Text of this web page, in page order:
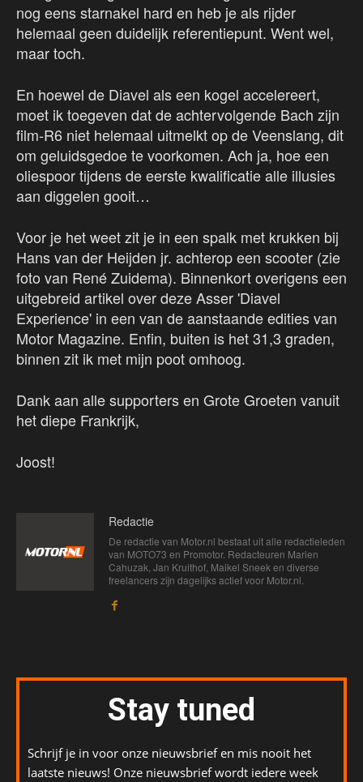
nog eens starnakel hard en heb je als rijder
helemaal geen duidelijk referentiepunt. Went wel,
maar toch.
En hoewel de Diavel als een kogel accelereert,
moet ik toegeven dat de achtervolgende Bach zijn
film-R6 niet helemaal uitmelkt op de Veenslang, dit
om geluidsgedoe te voorkomen. Ach ja, hoe een
oliespoor tijdens de eerste kwalificatie alle illusies
aan diggelen gooit…
Voor je het weet zit je in een spalk met krukken bij
Hans van der Heijden jr. achterop een scooter (zie
foto van René Zuidema). Binnenkort overigens een
uitgebreid artikel over deze Asser 'Diavel
Experience' in een van de aanstaande edities van
Motor Magazine. Enfin, buiten is het 31,3 graden,
binnen zit ik met mijn poot omhoog.
Dank aan alle supporters en Grote Groeten vanuit
het diepe Frankrijk,
Joost!
Redactie
De redactie van Motor.nl bestaat uit alle redactieleden
van MOTO73 en Promotor. Redacteuren Marien
Cahuzak, Jan Kruithof, Maikel Sneek en diverse
freelancers zijn dagelijks actief voor Motor.nl.
Stay tuned
Schrijf je in voor onze nieuwsbrief en mis nooit het
laatste nieuws! Onze nieuwsbrief wordt iedere week